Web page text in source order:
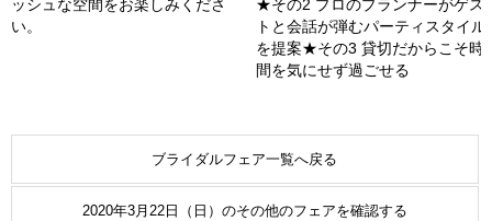
ッシュな空間をお楽しみくださ
い。
★その2 プロのプランナーがゲス
トと会話が弾むパーティスタイル
を提案★その3 貸切だからこそ時
間を気にせず過ごせる
ブライダルフェア一覧へ戻る
2020年3月22日（日）のその他のフェアを確認する